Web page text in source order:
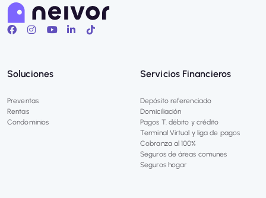
Soluciones
Preventas
Rentas
Condominios
Servicios Financieros
Depósito referenciado
Domiciliación
Pagos T. débito y crédito
Terminal Virtual y liga de pagos
Cobranza al 100%
Seguros de áreas comunes
Seguros hogar